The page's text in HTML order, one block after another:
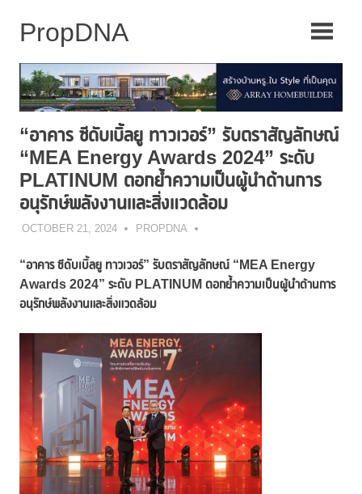
“อาคาร ซีดับเบิ้ลยู ทาวเวอร์” รับตราสัญลักษณ์
“MEA Energy Awards 2024” ระดับ
PLATINUM ตอกย้ำความเป็นผู้นำด้านการ
อนุรักษ์พลังงานและสิ่งแวดล้อม
OCTOBER 21, 2024 PROPDNA
“อาคาร ซีดับเบิ้ลยู ทาวเวอร์” รับตราสัญลักษณ์ “ MEA Energy
Awards 2024” ระดับ PLATINUM ตอกย้ำความเป็นผู้นำด้านการ
อนุรักษ์พลังงานและสิ่งแวดล้อม